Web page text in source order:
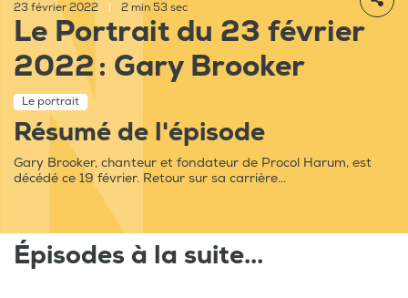
23 février 2022 2 min 53 sec
Le Portrait du 23 février
2022 : Gary Brooker
Le portrait
Résumé de l'épisode
Gary Brooker, chanteur et fondateur de Procol Harum, est
décédé ce 19 février. Retour sur sa carrière...
Épisodes à la suite...